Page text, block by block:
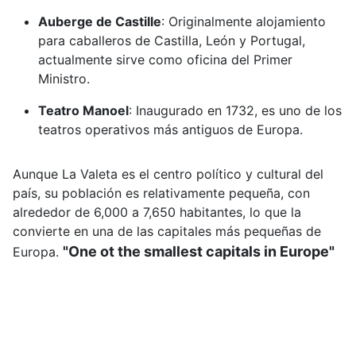
Auberge de Castille: Originalmente alojamiento
para caballeros de Castilla, León y Portugal,
actualmente sirve como oficina del Primer
Ministro.
Teatro Manoel: Inaugurado en 1732, es uno de los
teatros operativos más antiguos de Europa.
Aunque La Valeta es el centro político y cultural del
país, su población es relativamente pequeña, con
alrededor de 6,000 a 7,650 habitantes, lo que la
convierte en una de las capitales más pequeñas de
Europa. "One ot the smallest capitals in Europe"